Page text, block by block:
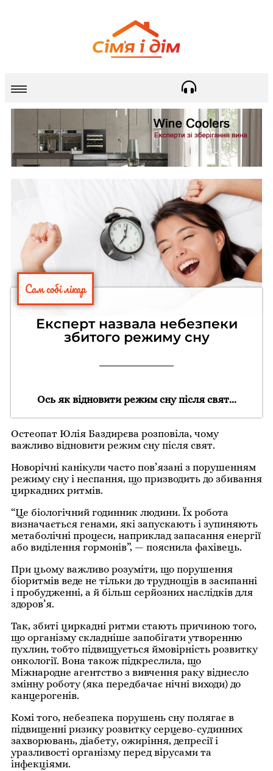
Сам собі лікар
Експерт назвала небезпеки
збитого режиму сну
Ось як відновити режим сну після свят...
Остеопат Юлія Баздирєва розповіла, чому
важливо відновити режим сну після свят.
Новорічні канікули часто пов’язані з порушенням
режиму сну і неспання, що призводить до збивання
циркадних ритмів.
“Це біологічний годинник людини. Їх робота
визначається генами, які запускають і зупиняють
метаболічні процеси, наприклад запасання енергії
або виділення гормонів”, — пояснила фахівець.
При цьому важливо розуміти, що порушення
біоритмів веде не тільки до труднощів в засипанні
і пробудженні, а й більш серйозних наслідків для
здоров’я.
Так, збиті циркадні ритми стають причиною того,
що організму складніше запобігати утворенню
пухлин, тобто підвищується ймовірність розвитку
онкології. Вона також підкреслила, що
Міжнародне агентство з вивчення раку віднесло
змінну роботу (яка передбачає нічні виходи) до
канцерогенів.
Комі того, небезпека порушень сну полягає в
підвищенні ризику розвитку серцево-судинних
захворювань, діабету, ожиріння, депресії і
уразливості організму перед вірусами та
інфекціями.